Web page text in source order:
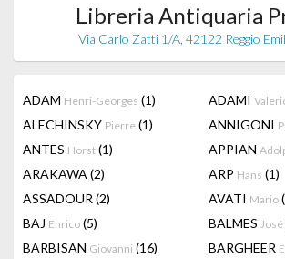
Libreria Antiquaria
Via Carlo Zatti 1/A, 42122 Reggio
ADAM Henri-Georges (1) ADAMI
ALECHINSKY Pierre (1) ANNIGONI
ANTES Horst (1) APPIAN
ARAKAWA (2) ARP Hans (1)
ASSADOUR (2) AVATI Mario
BAJ Enrico (5) BALMES José
BARBISAN Giovanni (16) BARGHEER